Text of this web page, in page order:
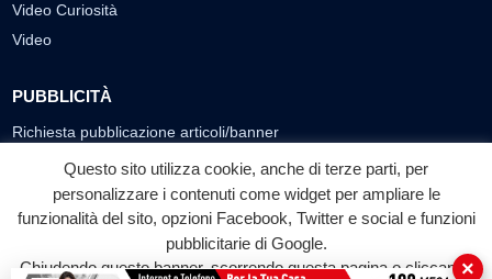
Video Curiosità
Video
PUBBLICITÀ
Richiesta pubblicazione articoli/banner
SEGUICI SUI SOCIAL
f
Facebook
◎ ▶
YouTube
Questo sito utilizza cookie, anche di terze parti, per
personalizzare i contenuti come widget per ampliare le
funzionalità del sito, opzioni Facebook, Twitter e social e funzioni
pubblicitarie di Google.
Chiudendo questo banner, scorrendo questa pagina o cliccando
×